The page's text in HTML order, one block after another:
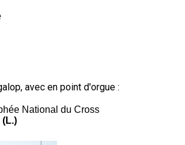
avec en point d'orgue :
National du Cross